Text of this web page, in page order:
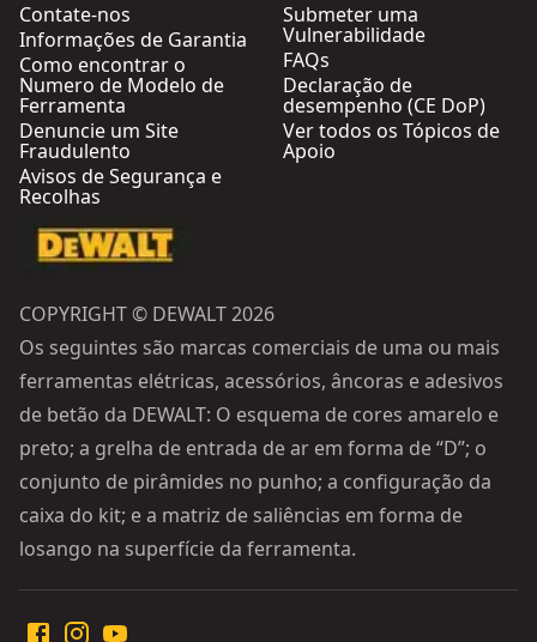
Contate-nos
Informações de Garantia
Como encontrar o
Numero de Modelo de
Ferramenta
Denuncie um Site
Fraudulento
Avisos de Segurança e
Recolhas
Submeter uma
Vulnerabilidade
FAQs
Declaração de
desempenho (CE DoP)
Ver todos os Tópicos de
Apoio
COPYRIGHT © DEWALT 2026
Os seguintes são marcas comerciais de uma ou mais
ferramentas elétricas, acessórios, âncoras e adesivos
de betão da DEWALT: O esquema de cores amarelo e
preto; a grelha de entrada de ar em forma de “D”; o
conjunto de pirâmides no punho; a configuração da
caixa do kit; e a matriz de saliências em forma de
losango na superfície da ferramenta.